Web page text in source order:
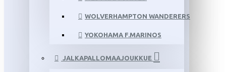
WOLVERHAMPTON WANDERERS
YOKOHAMA F.MARINOS
JALKAPALLOMAAJOUKKUE